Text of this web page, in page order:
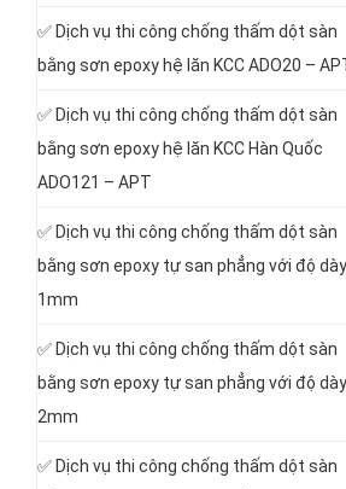
✅ Dịch vụ thi công chống thấm dột sàn
bằng sơn epoxy hệ lăn KCC ADO20 –
✅ Dịch vụ thi công chống thấm dột sàn
bằng sơn epoxy hệ lăn KCC Hàn Quốc
ADO121 – APT
✅ Dịch vụ thi công chống thấm dột sàn
bằng sơn epoxy tự san phẳng với độ dày
1mm
✅ Dịch vụ thi công chống thấm dột sàn
bằng sơn epoxy tự san phẳng với độ dày
2mm
✅ Dịch vụ thi công chống thấm dột sàn